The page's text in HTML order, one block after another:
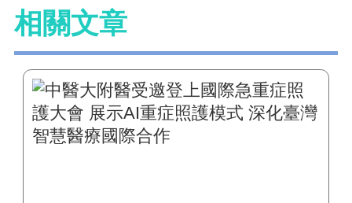
相關文章